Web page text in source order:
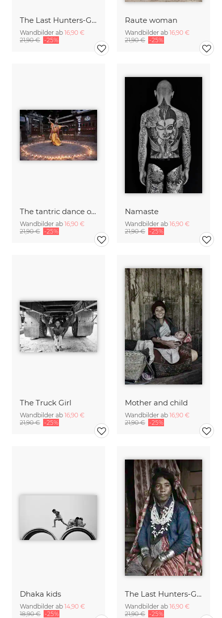
The Last Hunters-Gatherers of the Himalayas
Wandbilder ab 16,90 €
21,90 € -25%
Raute woman
Wandbilder ab 16,90 €
21,90 € -25%
The tantric dance of Charya, Nepal
Wandbilder ab 16,90 €
21,90 € -25%
Namaste
Wandbilder ab 16,90 €
21,90 € -25%
The Truck Girl
Wandbilder ab 16,90 €
21,90 € -25%
Mother and child
Wandbilder ab 16,90 €
21,90 € -25%
Dhaka kids
Wandbilder ab 14,90 €
18,90 € -25%
The Last Hunters-Gatherers of the Himalayas
Wandbilder ab 16,90 €
21,90 € -25%